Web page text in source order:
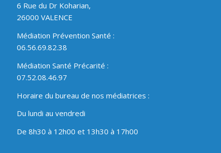
6 Rue du Dr Koharian,
26000 VALENCE
Médiation Prévention Santé :
06.56.69.82.38
Médiation Santé Précarité :
07.52.08.46.97
Horaire du bureau de nos médiatrices :
Du lundi au vendredi
De 8h30 à 12h00 et 13h30 à 17h00